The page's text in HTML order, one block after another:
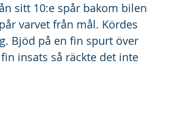
sitt 10:e spår bakom bilen
varvet från mål. Kördes
Bjöd på en fin spurt över
insats så räckte det inte